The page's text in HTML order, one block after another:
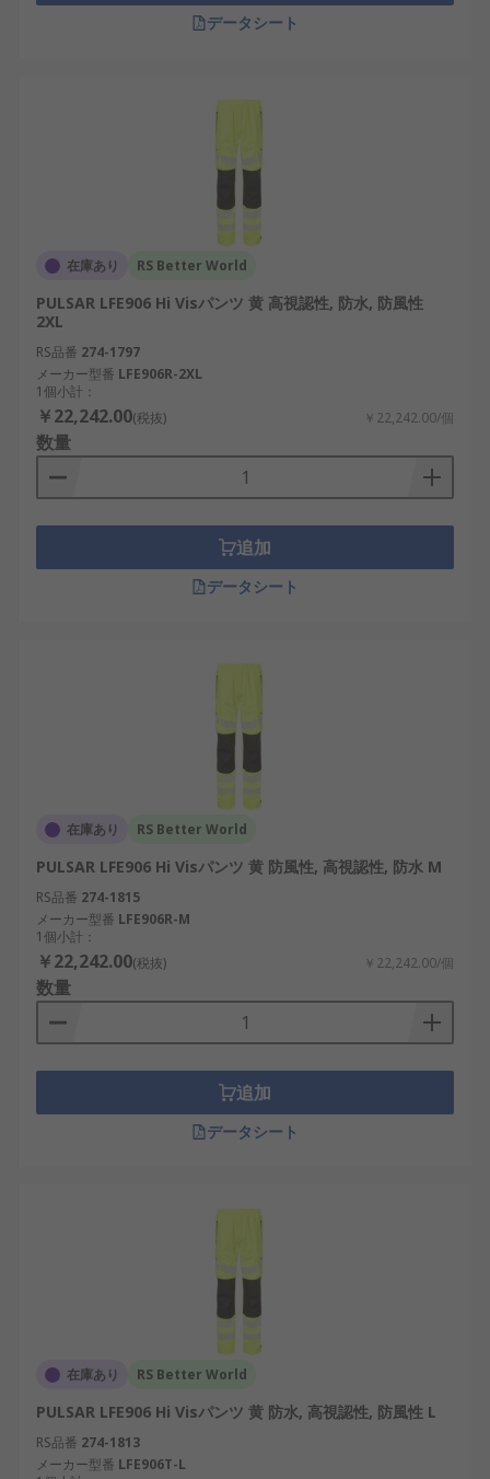
データシート
在庫あり RS Better World
PULSAR LFE906 Hi Visパンツ 黄 高視認性, 防水, 防風性
2XL
RS品番 274-1797
メーカー型番 LFE906R-2XL
1個小計：
￥22,242.00(税抜) ￥22,242.00/個
数量
追加
データシート
在庫あり RS Better World
PULSAR LFE906 Hi Visパンツ 黄 防風性, 高視認性, 防水 M
RS品番 274-1815
メーカー型番 LFE906R-M
1個小計：
￥22,242.00(税抜) ￥22,242.00/個
数量
追加
データシート
在庫あり RS Better World
PULSAR LFE906 Hi Visパンツ 黄 防水, 高視認性, 防風性 L
RS品番 274-1813
メーカー型番 LFE906T-L